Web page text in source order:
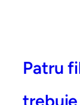
Patru
trebuie